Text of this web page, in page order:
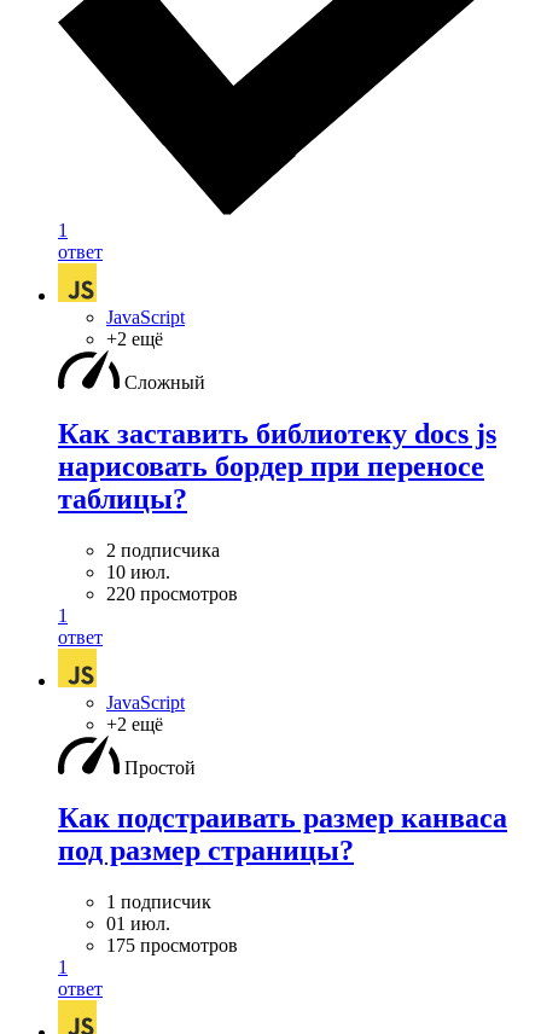
1
ответ
JavaScript
+2 ещё
Сложный
Как заставить библиотеку docs js
нарисовать бордер при переносе
таблицы?
2 подписчика
10 июл.
220 просмотров
1
ответ
JavaScript
+2 ещё
Простой
Как подстраивать размер канваса
под размер страницы?
1 подписчик
01 июл.
175 просмотров
1
ответ